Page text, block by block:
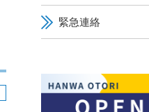
緊急連絡